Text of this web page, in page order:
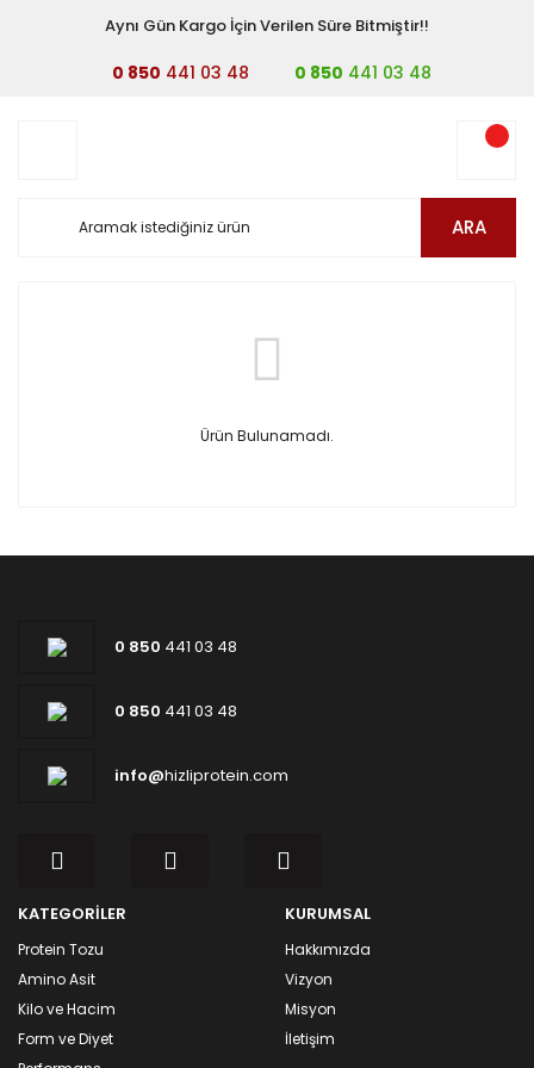
Aynı Gün Kargo İçin Verilen Süre Bitmiştir!!
0 850 441 03 48 0 850 441 03 48
ARA
Ürün Bulunamadı.
0 850 441 03 48
0 850 441 03 48
info@hizliprotein.com
KATEGORİLER
Protein Tozu
Amino Asit
Kilo ve Hacim
Form ve Diyet
KURUMSAL
Hakkımızda
Vizyon
Misyon
İletişim